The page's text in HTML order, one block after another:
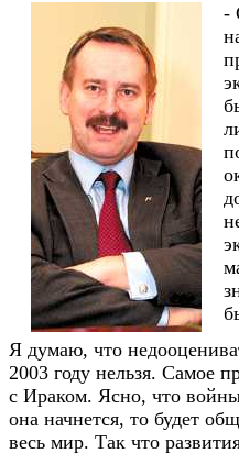
-
Я думаю, что
2003 году нельзя. Самое
с Ираком. Ясно, что
она начнется, то будет
весь мир. Так что